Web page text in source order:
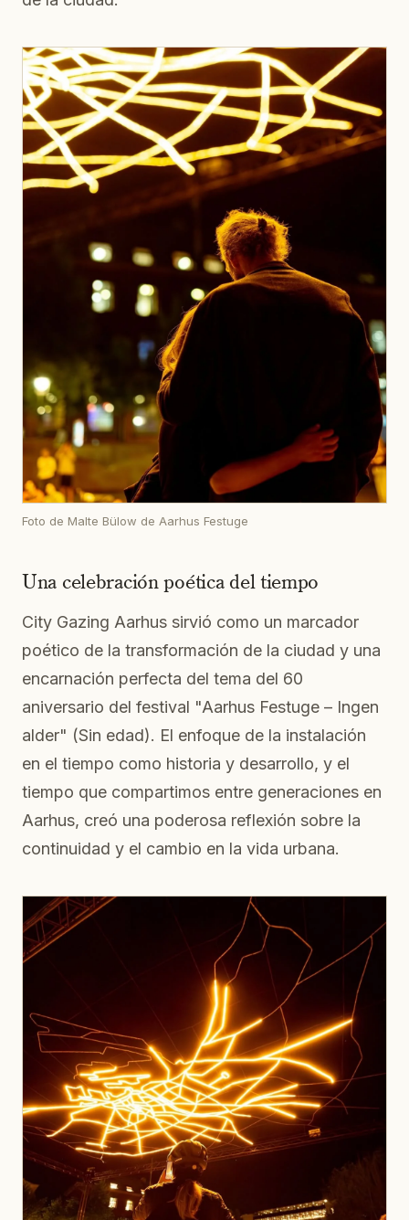
Foto de Malte Bülow de Aarhus Festuge
Una celebración poética del tiempo
City Gazing Aarhus sirvió como un marcador
poético de la transformación de la ciudad y una
encarnación perfecta del tema del 60
aniversario del festival "Aarhus Festuge – Ingen
alder" (Sin edad). El enfoque de la instalación
en el tiempo como historia y desarrollo, y el
tiempo que compartimos entre generaciones en
Aarhus, creó una poderosa reflexión sobre la
continuidad y el cambio en la vida urbana.